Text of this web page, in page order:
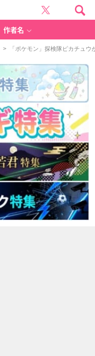
作者名
> 「ポケモン」探検隊ピカチュウ